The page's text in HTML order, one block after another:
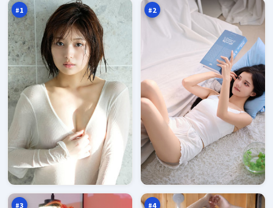
#1 #2
#3
海
玩
家
98
万
#4
飓
风
笔
记
97
万